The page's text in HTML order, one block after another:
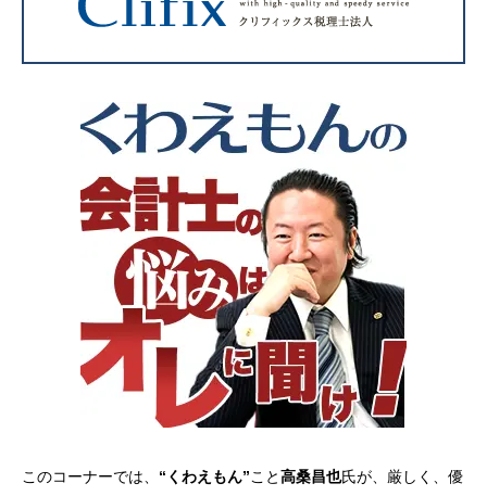
このコーナーでは、 “くわえもん”こと高桑昌也氏が、厳しく、優